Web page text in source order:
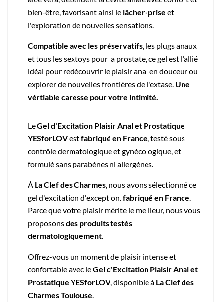
bien-être, favorisant ainsi le lâcher-prise et
l'exploration de nouvelles sensations.
Compatible avec les préservatifs , les plugs anaux
et tous les sextoys pour la prostate, ce gel est l'allié
idéal pour redécouvrir le plaisir anal en douceur ou
explorer de nouvelles frontières de l'extase. Une
vértiable caresse pour votre intimité.
LeGel d'Excitation Plaisir Anal et Prostatique
YESforLOVestfabriqué en France , testé sous
contrôle dermatologique et gynécologique, et
formulé sans parabènes ni allergènes.
À La Clef des Charmes , nous avons sélectionné ce
gel d'excitation d'exception, fabriqué en France
Parce que votre plaisir mérite le meilleur, nous vous
proposonsdes produits testés
dermatologiquement
Offrez-vous un moment de plaisir intense et
confortable avec leGel d'Excitation Plaisir Anal et
Prostatique YESforLOV, disponible à La Clef des
Charmes Toulouse